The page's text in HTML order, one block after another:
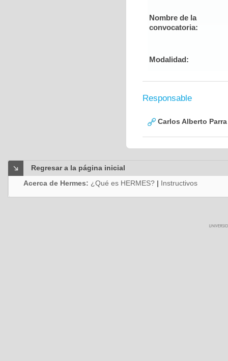
Nombre de la
convocatoria:
Modalidad:
Responsable
Carlos Alberto
Regresar a la página inicial
Acerca de Hermes: ¿Qué es HERMES? | Instructivos